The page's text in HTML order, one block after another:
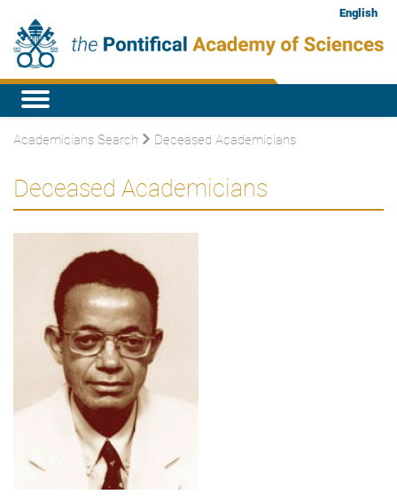
English
Academicians Search Deceased Academicians
Deceased Academicians